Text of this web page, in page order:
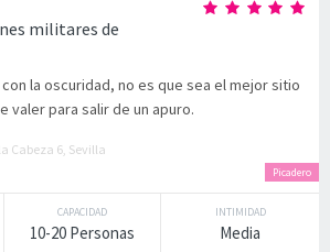
militares de
la oscuridad, no es que sea el mejor sitio
valer para salir de un apuro.
Picadero
Cabeza 6, Sevilla
CAPACIDAD
10-20 Personas
INTIMIDAD
Media